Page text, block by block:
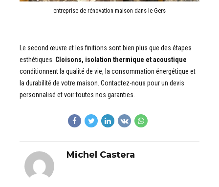
entreprise de rénovation maison dans le Gers
Le second œuvre et les finitions sont bien plus que des étapes
esthétiques. Cloisons, isolation thermique et acoustique
conditionnent la qualité de vie, la consommation énergétique et
la durabilité de votre maison. Contactez-nous pour un devis
personnalisé et voir toutes nos garanties.
Michel Castera